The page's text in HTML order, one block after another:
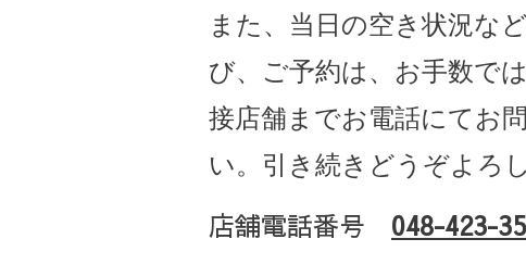
また、当日の空き状況な
び、ご予約は、お手数で
接店舗までお電話にてお
い。引き続きどうぞよろ
店舗電話番号 048-423-